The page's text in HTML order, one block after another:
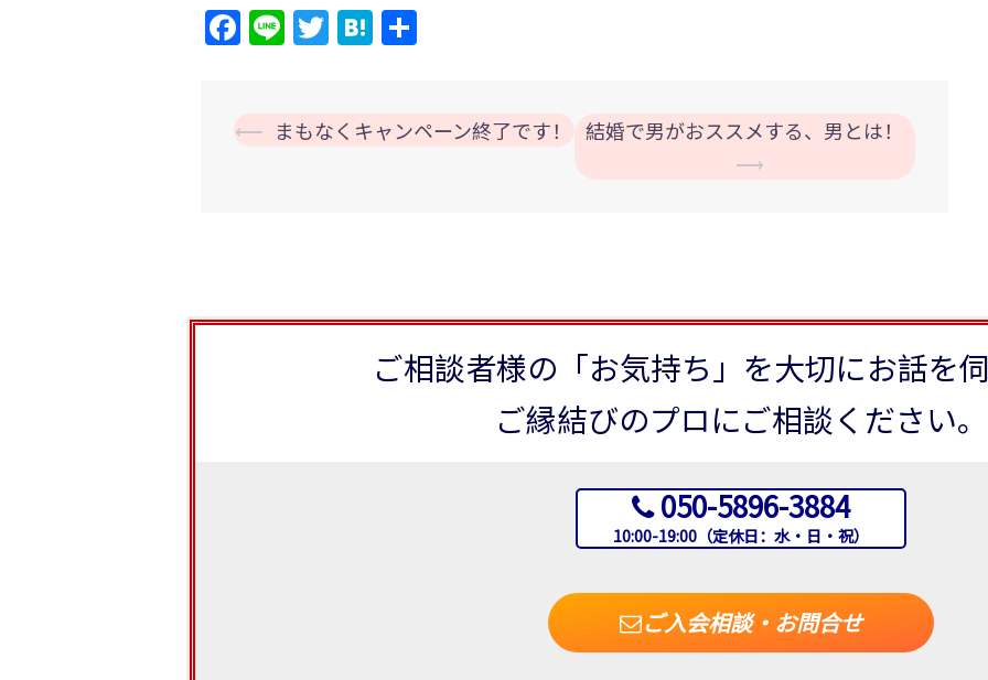
Facebook
LineTwitterHatena
投
ー
⟵ まもなくキャンペーン終了です！
結婚で男がおススメする、男とは！
⟶
ご相談者様の「お気持ち」を大切にお話を
ご縁結びのプロにご相談ください。
050-5896-3884
10:00-19:00（定休日：水・日・祝）
ご入会相談・お問合せ